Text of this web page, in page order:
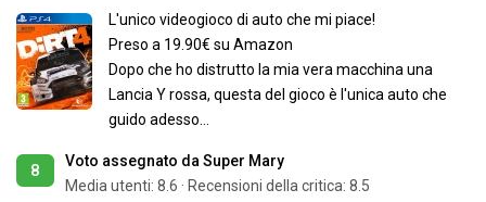
L'unico videogioco di auto che mi piace!
Preso a 19.90€ su Amazon
Dopo che ho distrutto la mia vera macchina una
Lancia Y rossa, questa del gioco è l'unica auto che
guido adesso...
8
Voto assegnato da Super Mary
Media utenti: 8.6 · Recensioni della critica: 8.5